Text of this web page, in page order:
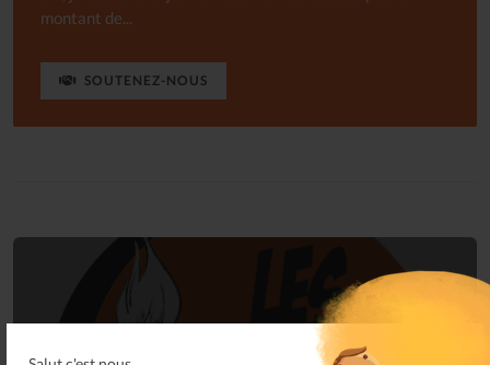
montant de...
SOUTENEZ-NOUS